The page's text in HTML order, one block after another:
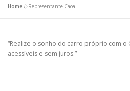
CONTATO
SOLICITAR PROPOSTA
Home »Representante Caoa
“Realize o sonho do carro próprio com o
acessíveis e sem juros.”